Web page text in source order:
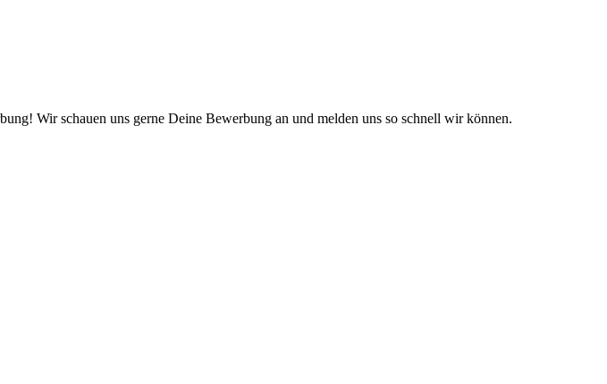
Wir schauen uns gerne Deine Bewerbung an und melden uns so schnell wir können.